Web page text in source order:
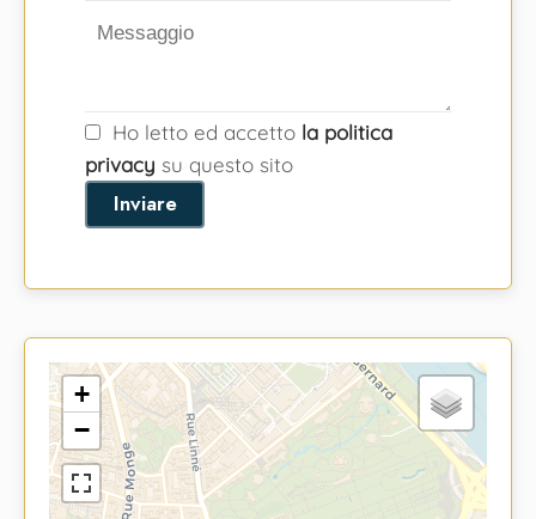
Ho letto ed accetto la politica
privacy su questo sito
Inviare
+
−